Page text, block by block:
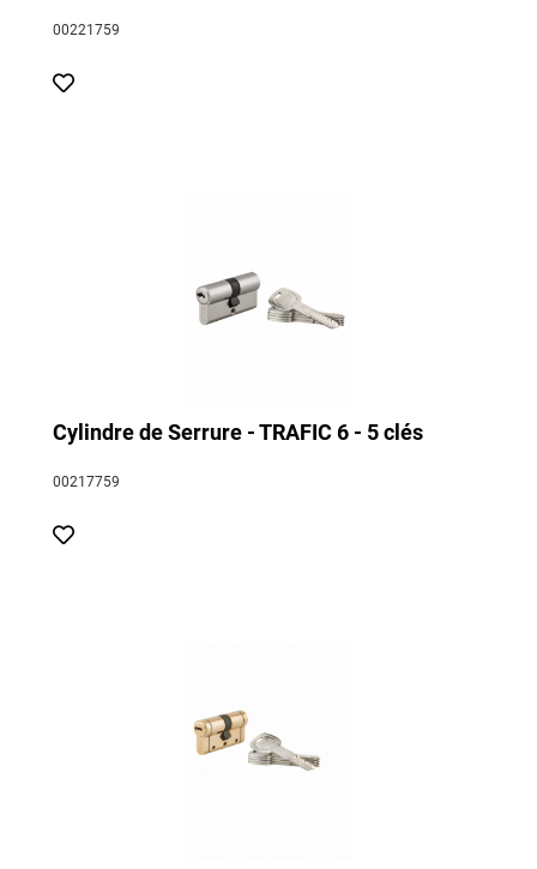
00221759
Cylindre de Serrure - TRAFIC 6 - 5 clés
00217759